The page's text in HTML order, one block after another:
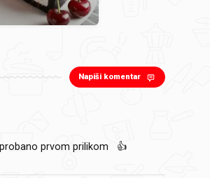
Napiši komentar
prvom prilikom 👍